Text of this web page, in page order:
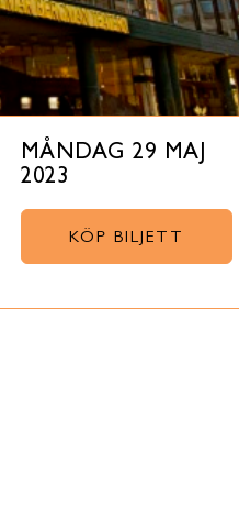
MÅNDAG 29 MAJ
2023
KÖP BILJETT